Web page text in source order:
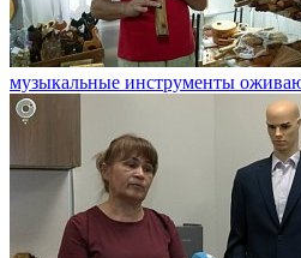
музыкальные инструменты